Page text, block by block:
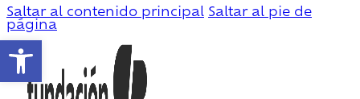
Abrir barra de herramientas
Saltar al contenido principal Saltar al pie de
página